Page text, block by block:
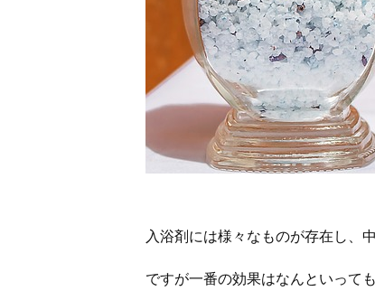
入浴剤には様々なものが存在し、
ですが一番の効果はなんといって